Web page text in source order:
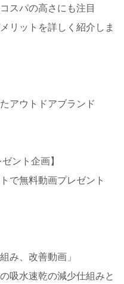
スパの高さにも注目
リットを詳しく紹介しま
アウトドアブランド
ント企画】
無料動画プレゼント
み、改善動画」
吸水速乾の減少仕組みと